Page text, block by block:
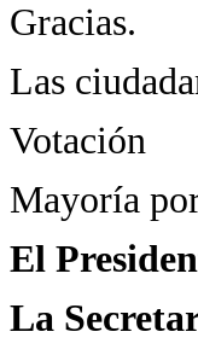
Gracias.
Las
Votación
Mayoría
El
La